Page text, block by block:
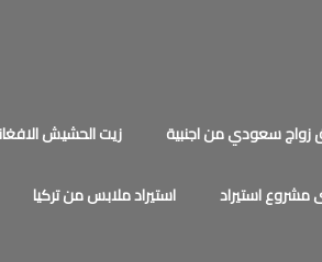
زواج سعودي من اجنبية زيت الحشيش
استيراد استيراد ملابس من تركيا